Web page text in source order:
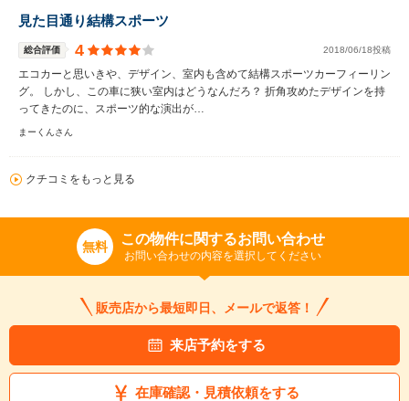
見た目通り結構スポーツ
総合評価 4 2018/06/18投稿
エコカーと思いきや、デザイン、室内も含めて結構スポーツカーフィーリン
グ。 しかし、この車に狭い室内はどうなんだろ？ 折角攻めたデザインを持
ってきたのに、スポーツ的な演出が…
まーくんさん
クチコミをもっと見る
無料 この物件に関するお問い合わせ
お問い合わせの内容を選択してください
販売店から最短即日、メールで返答！
来店予約をする
在庫確認・見積依頼をする